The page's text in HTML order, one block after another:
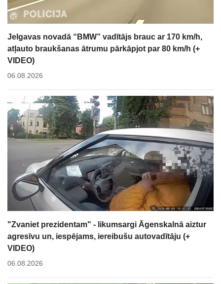
Jelgavas novadā “BMW” vadītājs brauc ar 170 km/h,
atļauto braukšanas ātrumu pārkāpjot par 80 km/h (+
VIDEO)
06.08.2026
"Zvaniet prezidentam" - likumsargi Āgenskalnā aiztur
agresīvu un, iespējams, iereibušu autovadītāju (+
VIDEO)
06.08.2026